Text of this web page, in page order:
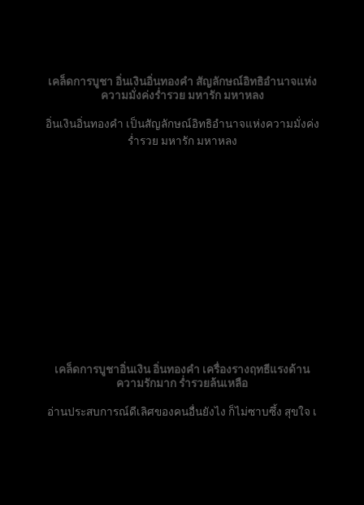
เคล็ดการบูชา อิ่นเงินอิ่นทองคำ สัญลักษณ์อิทธิอำนาจแห่ง
ความมั่งค่งร่ำรวย มหารัก มหาหลง
อิ่นเงินอิ่นทองคำ เป็นสัญลักษณ์อิทธิอำนาจแห่งความมั่งค่ง
ร่ำรวย มหารัก มหาหลง
เคล็ดการบูชาอิ่นเงิน อิ่นทองคำ เครื่องรางฤทธีแรงด้าน
ความรักมาก ร่ำรวยล้นเหลือ
อ่านประสบการณ์ดีเลิศของคนอื่นยังไง ก็ไม่ซาบซึ้ง สุขใจ เ